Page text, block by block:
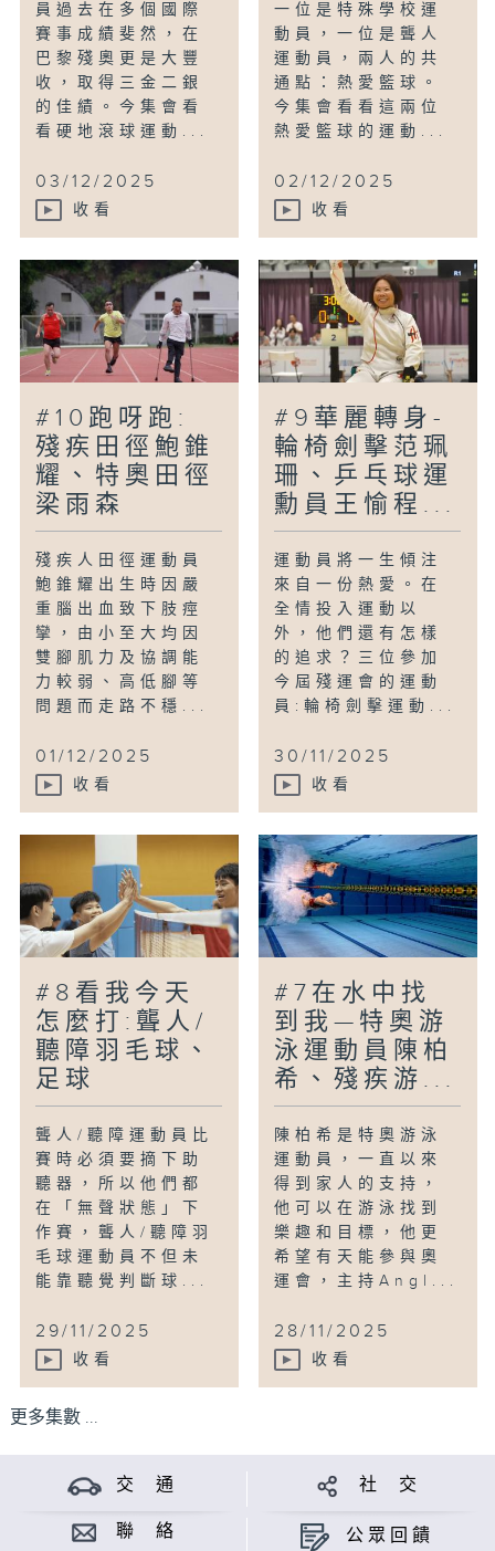
員過去在多個國際
賽事成績斐然，在
巴黎殘奧更是大豐
收，取得三金二銀
的佳績。今集會看
看硬地滾球運動...
03/12/2025
收看
一位是特殊學校運
動員，一位是聾人
運動員，兩人的共
通點：熱愛籃球。
今集會看看這兩位
熱愛籃球的運動...
02/12/2025
收看
#10跑呀跑:
殘疾田徑鮑錐
耀、特奧田徑
梁雨森
殘疾人田徑運動員
鮑錐耀出生時因嚴
重腦出血致下肢痙
攣，由小至大均因
雙腳肌力及協調能
力較弱、高低腳等
問題而走路不穩...
01/12/2025
收看
#9華麗轉身-
輪椅劍擊范珮
珊、乒乓球運
勳員王愉程...
運動員將一生傾注
來自一份熱愛。在
全情投入運動以
外，他們還有怎樣
的追求？三位參加
今屆殘運會的運動
員:輪椅劍擊運動...
30/11/2025
收看
#8看我今天
怎麼打:聾人/
聽障羽毛球、
足球
聾人/聽障運動員比
賽時必須要摘下助
聽器，所以他們都
在「無聲狀態」下
作賽，聾人/聽障羽
毛球運動員不但未
能靠聽覺判斷球...
29/11/2025
收看
#7在水中找
到我—特奧游
泳運動員陳柏
希、殘疾游...
陳柏希是特奧游泳
運動員，一直以來
得到家人的支持，
他可以在游泳找到
樂趣和目標，他更
希望有天能參與奧
運會，主持Angl...
28/11/2025
收看
更多集數 ...
交 通 社 交
聯 絡 公眾回饋